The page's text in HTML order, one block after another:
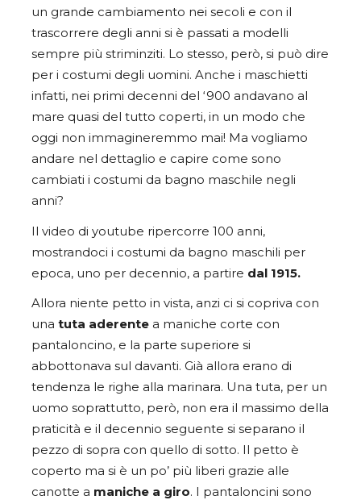
un grande cambiamento nei secoli e con il
trascorrere degli anni si è passati a modelli
sempre più striminziti. Lo stesso, però, si può dire
per i costumi degli uomini. Anche i maschietti
infatti, nei primi decenni del ‘900 andavano al
mare quasi del tutto coperti, in un modo che
oggi non immagineremmo mai! Ma vogliamo
andare nel dettaglio e capire come sono
cambiati i costumi da bagno maschile negli
anni?
Il video di youtube ripercorre 100 anni,
mostrandoci i costumi da bagno maschili per
epoca, uno per decennio, a partire dal 1915.
Allora niente petto in vista, anzi ci si copriva con
una tuta aderente a maniche corte con
pantaloncino, e la parte superiore si
abbottonava sul davanti. Già allora erano di
tendenza le righe alla marinara. Una tuta, per un
uomo soprattutto, però, non era il massimo della
praticità e il decennio seguente si separano il
pezzo di sopra con quello di sotto. Il petto è
coperto ma si è un po’ più liberi grazie alle
canotte a maniche a giro. I pantaloncini sono